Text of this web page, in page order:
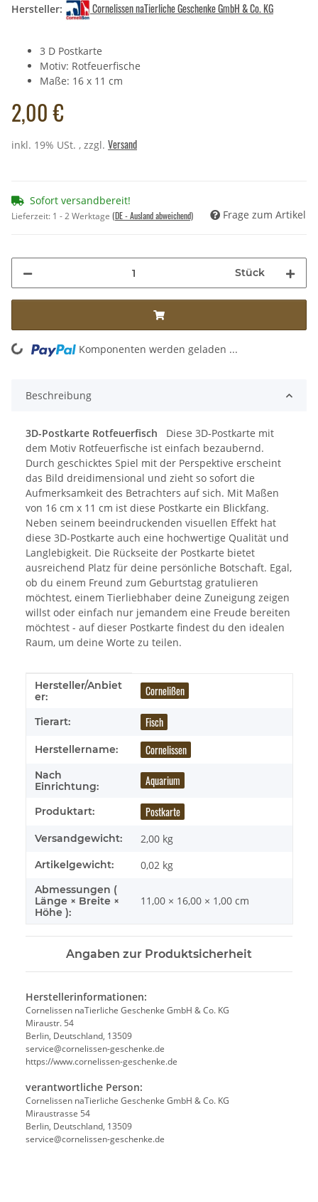
Hersteller: Cornelissen naTierliche Geschenke GmbH & Co. KG
3 D Postkarte
Motiv: Rotfeuerfische
Maße: 16 x 11 cm
2,00 €
inkl. 19% USt. , zzgl. Versand
Sofort versandbereit!
Lieferzeit: 1 - 2 Werktage (DE - Ausland abweichend) Frage zum Artikel
Stück
Komponenten werden geladen ...
Beschreibung
3D-Postkarte Rotfeuerfisch Diese 3D-Postkarte mit
dem Motiv Rotfeuerfische ist einfach bezaubernd.
Durch geschicktes Spiel mit der Perspektive erscheint
das Bild dreidimensional und zieht so sofort die
Aufmerksamkeit des Betrachters auf sich. Mit Maßen
von 16 cm x 11 cm ist diese Postkarte ein Blickfang.
Neben seinem beeindruckenden visuellen Effekt hat
diese 3D-Postkarte auch eine hochwertige Qualität und
Langlebigkeit. Die Rückseite der Postkarte bietet
ausreichend Platz für deine persönliche Botschaft. Egal,
ob du einem Freund zum Geburtstag gratulieren
möchtest, einem Tierliebhaber deine Zuneigung zeigen
willst oder einfach nur jemandem eine Freude bereiten
möchtest - auf dieser Postkarte findest du den idealen
Raum, um deine Worte zu teilen.
Produkteigenschaft
Wert
Hersteller/Anbiet
er:
Cornelißen
Tierart: Fisch
Herstellername: Cornelissen
Nach
Einrichtung:
Aquarium
Produktart: Postkarte
Versandgewicht: 2,00 kg
Artikelgewicht: 0,02 kg
Abmessungen (
Länge × Breite ×
Höhe ):
11,00 × 16,00 × 1,00 cm
Angaben zur Produktsicherheit
Herstellerinformationen:
Cornelissen naTierliche Geschenke GmbH & Co. KG
Miraustr. 54
Berlin, Deutschland, 13509
service@cornelissen-geschenke.de
https://www.cornelissen-geschenke.de
verantwortliche Person:
Cornelissen naTierliche Geschenke GmbH & Co. KG
Miraustrasse 54
Berlin, Deutschland, 13509
service@cornelissen-geschenke.de